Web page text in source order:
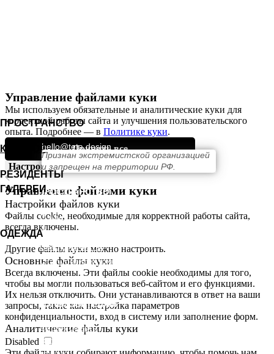
ПРОСТРАНСТВО
КАТАЛОГ
РЕЗИДЕНТЫ
ГАЛЕРЕИ
ОДЕЖДА
Управление файлами куки
Мы используем обязательные и аналитические куки для
корректной работы сайта и улучшения пользовательского
опыта. Подробнее — в Политике куки.
Принять все
Настроить куки-файлы
Управление файлами куки
Настройки файлов куки
Файлы cookie, необходимые для корректной работы сайта,
всегда включены.
Другие файлы куки можно настроить.
Основные файлы куки
Всегда включены. Эти файлы cookie необходимы для того,
чтобы вы могли пользоваться веб-сайтом и его функциями.
Их нельзя отключить. Они устанавливаются в ответ на ваши
запросы, такие как настройка параметров
конфиденциальности, вход в систему или заполнение форм.
Аналитические файлы куки
Disabled
Признан экстремистской организацией
и запрещен на территории РФ.
hello@teta.design
+ 7 (911) 239 56 32
ПРОСТРАНСТВО
О нас
Выставки
Сотрудничество
Стать резидентом
ПОЛЬЗОВАТЕЛЯМ
Договор оферты
Обработка персональных